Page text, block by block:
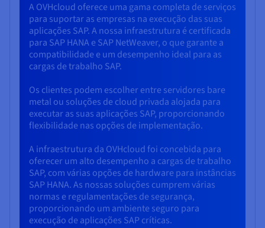
A OVHcloud oferece uma gama completa de serviços
para suportar as empresas na execução das suas
aplicações SAP. A nossa infraestrutura é certificada
para SAP HANA e SAP NetWeaver, o que garante a
compatibilidade e um desempenho ideal para as
cargas de trabalho SAP.
Os clientes podem escolher entre servidores bare
metal ou soluções de cloud privada alojada para
executar as suas aplicações SAP, proporcionando
flexibilidade nas opções de implementação.
A infraestrutura da OVHcloud foi concebida para
oferecer um alto desempenho a cargas de trabalho
SAP, com várias opções de hardware para instâncias
SAP HANA. As nossas soluções cumprem várias
normas e regulamentações de segurança,
proporcionando um ambiente seguro para
execução de aplicações SAP críticas.